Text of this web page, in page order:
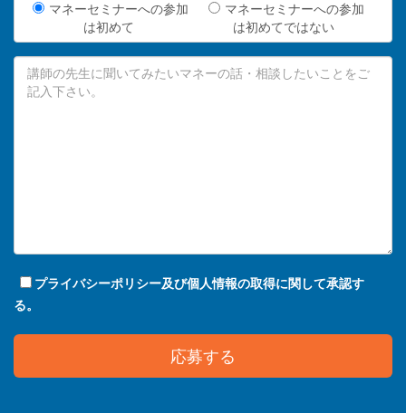
マネーセミナーへの参加
は初めて
マネーセミナーへの参加
は初めてではない
プライバシーポリシー及び個人情報の取得に関して承認す
る。